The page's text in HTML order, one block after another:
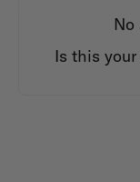
Is this